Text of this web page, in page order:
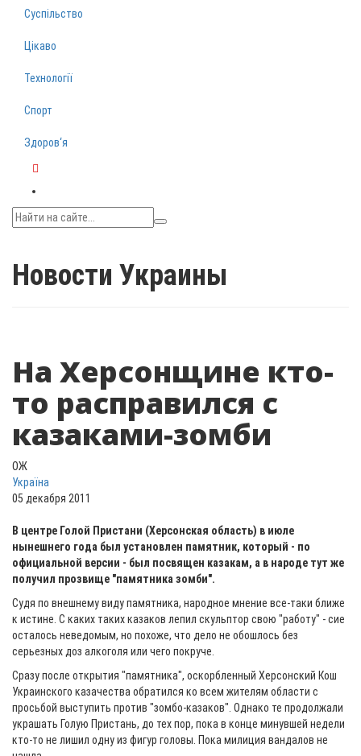
Суспільство
Цікаво
Технології
Спорт
Здоров‘я
Новости Украины
На Херсонщине кто-
то расправился с
казаками-зомби
ОЖ
Україна
05 декабря 2011
В центре Голой Пристани (Херсонская область) в июле
нынешнего года был установлен памятник, который - по
официальной версии - был посвящен казакам, а в народе тут же
получил прозвище "памятника зомби".
Судя по внешнему виду памятника, народное мнение все-таки ближе
к истине. С каких таких казаков лепил скульптор свою "работу" - сие
осталось неведомым, но похоже, что дело не обошлось без
серьезных доз алкоголя или чего покруче.
Сразу после открытия "памятника", оскорбленный Херсонский Кош
Украинского казачества обратился ко всем жителям области с
просьбой выступить против "зомбо-казаков". Однако те продолжали
украшать Голую Пристань, до тех пор, пока в конце минувшей недели
кто-то не лишил одну из фигур головы. Пока милиция вандалов не